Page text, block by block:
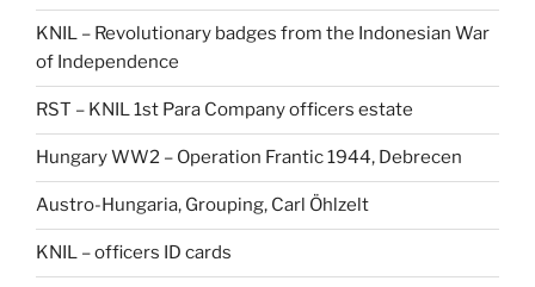
KNIL – Revolutionary badges from the Indonesian War
of Independence
RST – KNIL 1st Para Company officers estate
Hungary WW2 – Operation Frantic 1944, Debrecen
Austro-Hungaria, Grouping, Carl Öhlzelt
KNIL – officers ID cards